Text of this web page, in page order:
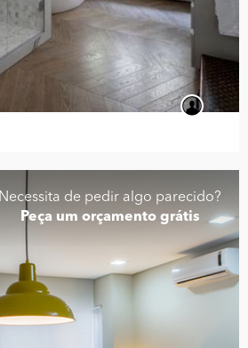
Necessita de pedir algo parecido?
Peça um orçamento grátis